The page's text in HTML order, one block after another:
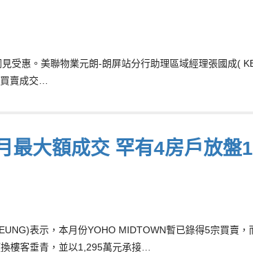
受惠。美聯物業元朗-朗屏站分行助理區域經理張國成(
買賣成交…
最大額成交 罕有4房戶放盤
表示，本月份YOHO MIDTOWN暫已錄得5宗買賣，
樓客垂青，並以1,295萬元承接…